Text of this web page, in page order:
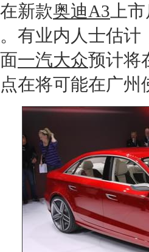
在新款奥迪A3 上
有业内人士估计
一汽大众预计将
在将可能在广州